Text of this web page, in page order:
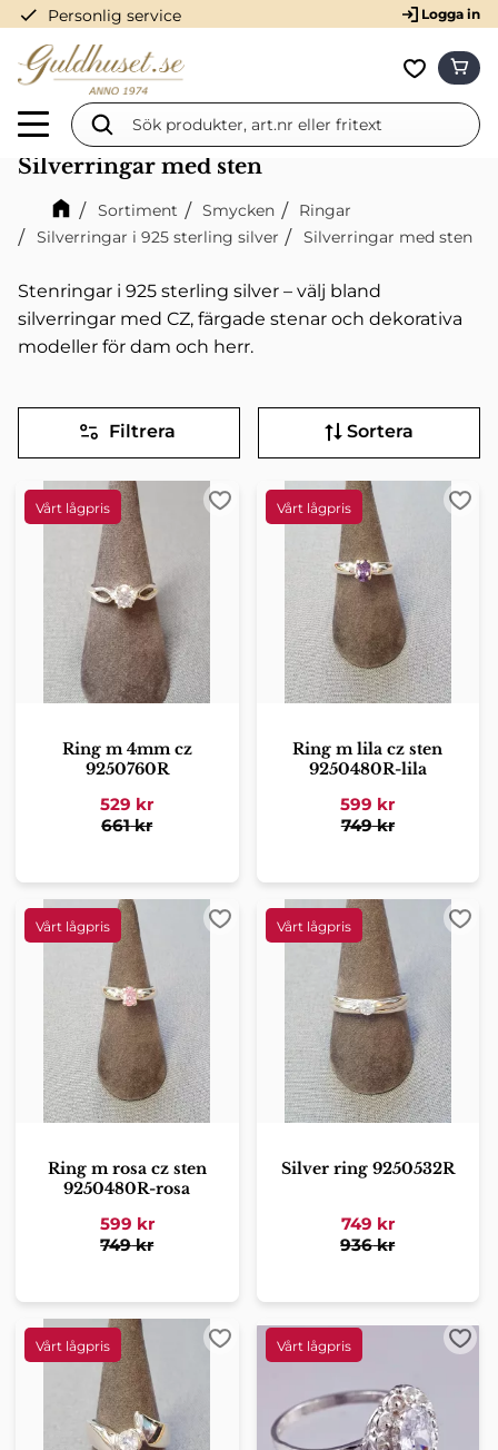
Meny
check Personlig service Logga in
Silverringar med sten
Sortiment Smycken
Ringar
Silverringar i 925 sterling silver
Silverringar med sten
Stenringar i 925 sterling silver – välj bland
silverringar med CZ, färgade stenar och dekorativa
modeller för dam och herr.
Filtrera Sortera
Ring m 4mm cz
9250760R
529 kr
661kr
Lägg till i favoriter
Ring m lila cz sten
9250480R-lila
599 kr
749kr
Ring m rosa cz sten
9250480R-rosa
599 kr
749kr
Lägg till i favoriter
Silver ring 9250532R
749 kr
936kr
Lägg till i favoriter